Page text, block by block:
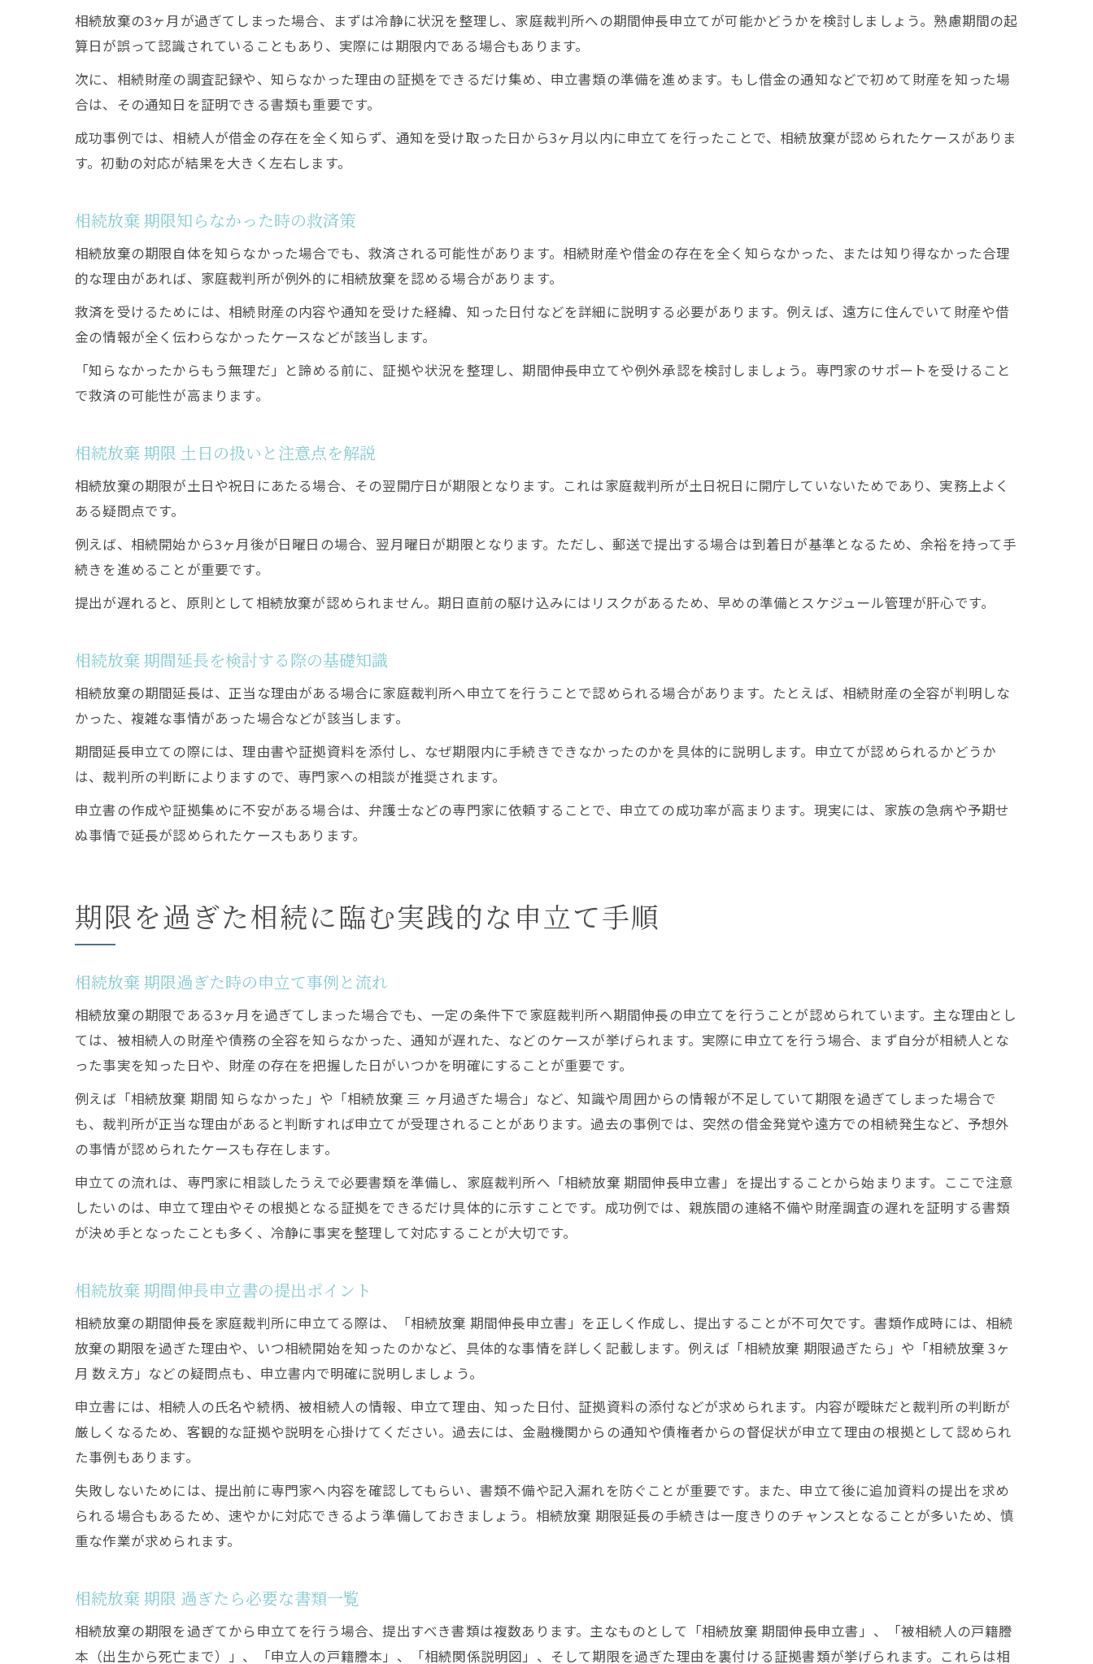
家庭裁判所への期間伸長申立書作成ガイド
相続放棄 期間伸長申立書の記載ポイント
相続放棄 期限延長の理由を整理しよう
相続放棄 申立時の証拠資料と添付方法
相続放棄 期限過ぎた場合の例外要件とは
相続放棄 3ヶ月経過後の特例を活用する方法
相続放棄 期限後の単純承認リスクに注意
相続放棄の3ヶ月が過ぎてしまった場合、まずは冷静に状況を整理し、家庭裁判所への期間伸長申立てが可能かどうかを検討しましょう。熟慮期間の起
算日が誤って認識されていることもあり、実際には期限内である場合もあります。
次に、相続財産の調査記録や、知らなかった理由の証拠をできるだけ集め、申立書類の準備を進めます。もし借金の通知などで初めて財産を知った場
合は、その通知日を証明できる書類も重要です。
成功事例では、相続人が借金の存在を全く知らず、通知を受け取った日から3ヶ月以内に申立てを行ったことで、相続放棄が認められたケースがありま
す。初動の対応が結果を大きく左右します。
相続放棄 期限知らなかった時の救済策
相続放棄の期限自体を知らなかった場合でも、救済される可能性があります。相続財産や借金の存在を全く知らなかった、または知り得なかった合理
的な理由があれば、家庭裁判所が例外的に相続放棄を認める場合があります。
救済を受けるためには、相続財産の内容や通知を受けた経緯、知った日付などを詳細に説明する必要があります。例えば、遠方に住んでいて財産や借
金の情報が全く伝わらなかったケースなどが該当します。
「知らなかったからもう無理だ」と諦める前に、証拠や状況を整理し、期間伸長申立てや例外承認を検討しましょう。専門家のサポートを受けること
で救済の可能性が高まります。
相続放棄 期限 土日の扱いと注意点を解説
相続放棄の期限が土日や祝日にあたる場合、その翌開庁日が期限となります。これは家庭裁判所が土日祝日に開庁していないためであり、実務上よく
ある疑問点です。
例えば、相続開始から3ヶ月後が日曜日の場合、翌月曜日が期限となります。ただし、郵送で提出する場合は到着日が基準となるため、余裕を持って手
続きを進めることが重要です。
提出が遅れると、原則として相続放棄が認められません。期日直前の駆け込みにはリスクがあるため、早めの準備とスケジュール管理が肝心です。
相続放棄 期間延長を検討する際の基礎知識
相続放棄の期間延長は、正当な理由がある場合に家庭裁判所へ申立てを行うことで認められる場合があります。たとえば、相続財産の全容が判明しな
かった、複雑な事情があった場合などが該当します。
期間延長申立ての際には、理由書や証拠資料を添付し、なぜ期限内に手続きできなかったのかを具体的に説明します。申立てが認められるかどうか
は、裁判所の判断によりますので、専門家への相談が推奨されます。
申立書の作成や証拠集めに不安がある場合は、弁護士などの専門家に依頼することで、申立ての成功率が高まります。現実には、家族の急病や予期せ
ぬ事情で延長が認められたケースもあります。
期限を過ぎた相続に臨む実践的な申立て手順
相続放棄 期限過ぎた時の申立て事例と流れ
相続放棄の期限である3ヶ月を過ぎてしまった場合でも、一定の条件下で家庭裁判所へ期間伸長の申立てを行うことが認められています。主な理由とし
ては、被相続人の財産や債務の全容を知らなかった、通知が遅れた、などのケースが挙げられます。実際に申立てを行う場合、まず自分が相続人とな
った事実を知った日や、財産の存在を把握した日がいつかを明確にすることが重要です。
例えば「相続放棄 期間 知らなかった」や「相続放棄 三 ヶ月過ぎた場合」など、知識や周囲からの情報が不足していて期限を過ぎてしまった場合で
も、裁判所が正当な理由があると判断すれば申立てが受理されることがあります。過去の事例では、突然の借金発覚や遠方での相続発生など、予想外
の事情が認められたケースも存在します。
申立ての流れは、専門家に相談したうえで必要書類を準備し、家庭裁判所へ「相続放棄 期間伸長申立書」を提出することから始まります。ここで注意
したいのは、申立て理由やその根拠となる証拠をできるだけ具体的に示すことです。成功例では、親族間の連絡不備や財産調査の遅れを証明する書類
が決め手となったことも多く、冷静に事実を整理して対応することが大切です。
相続放棄 期間伸長申立書の提出ポイント
相続放棄の期間伸長を家庭裁判所に申立てる際は、「相続放棄 期間伸長申立書」を正しく作成し、提出することが不可欠です。書類作成時には、相続
放棄の期限を過ぎた理由や、いつ相続開始を知ったのかなど、具体的な事情を詳しく記載します。例えば「相続放棄 期限過ぎたら」や「相続放棄 3ヶ
月 数え方」などの疑問点も、申立書内で明確に説明しましょう。
申立書には、相続人の氏名や続柄、被相続人の情報、申立て理由、知った日付、証拠資料の添付などが求められます。内容が曖昧だと裁判所の判断が
厳しくなるため、客観的な証拠や説明を心掛けてください。過去には、金融機関からの通知や債権者からの督促状が申立て理由の根拠として認められ
た事例もあります。
失敗しないためには、提出前に専門家へ内容を確認してもらい、書類不備や記入漏れを防ぐことが重要です。また、申立て後に追加資料の提出を求め
られる場合もあるため、速やかに対応できるよう準備しておきましょう。相続放棄 期限延長の手続きは一度きりのチャンスとなることが多いため、慎
重な作業が求められます。
相続放棄 期限 過ぎたら必要な書類一覧
相続放棄の期限を過ぎてから申立てを行う場合、提出すべき書類は複数あります。主なものとして「相続放棄 期間伸長申立書」、「被相続人の戸籍謄
本（出生から死亡まで）」、「申立人の戸籍謄本」、「相続関係説明図」、そして期限を過ぎた理由を裏付ける証拠書類が挙げられます。これらは相